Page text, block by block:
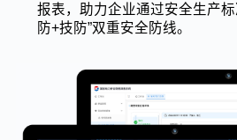
报表，助力企业通过安全生产标
防+技防”双重安全防线。